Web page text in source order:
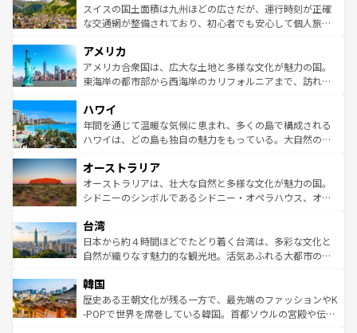
きるだろう。 なお、新着のフランス情報はコンテンツ一覧
を参照してほしい。
ドイツ情報はコンテンツ一覧を参照してほしい。
ティー、ビール好きにはたまらない英国パブ、サッカー観
戦など、本場だからこそできる体験も豊富。イギリスを旅
ンツ一覧を参照してほしい。
スイスの国土面積は九州ほどの広さだが、運行時刻が正確
な交通網が整備されており、初心者でも安心して個人旅行
の建物がそのまま残る町や、スイスならではのユニークな
博物館もあり、アルプス観光だけでなく町歩きも満喫する
ことができる。国民の所得が高いため物価も高いが、旅行
ば市内交通費無料で観光を楽しむこともできる。 なお、新
着のスイス情報はコンテンツ一覧 を参照してほしい。
アメリカ
アメリカ合衆国は、広大な土地と多様な文化が魅力の国。
東海岸の都市部から西海岸のカリフォルニアまで、訪れる
のような巨大都市は、観光、ショッピング、エンターテイ
ンメントが詰まった刺激的なスポットだ。一方、アメリカ
西部には大自然が広がり、グランドキャニオンやイエロー
部のニューオーリンズでは、音楽と美食が融合した独特の
文化が魅力。旅行者はアメリカの各地域で異なる魅力を楽
しみながら、その多様性と豊かな歴史を感じることができ
ならではの贅沢な旅のスタイルだ。 なお、新着のアメリカ
情報はコンテンツ一覧を参照してほしい。
ハワイ
年間を通じて温暖な気候に恵まれ、多くの島で構成される
ハワイは、どの島も独自の魅力をもっている。大自然の神
ワイ島は見逃せない。また、定番の観光地といえばオアフ
島だが、静かな自然を求めるならマウイ島やカウアイ島が
おすすめ。エメラルドグリーンに輝く海をはじめ、豊かな
れるおもてなしの心で訪れる人々を迎えてくれるハワイの
人々、おいしいローカルフードやハワイアンミュージッ
ク、伝統的なフラダンスなど、すべてがハワイの魅力を彩
ワイを、存分に味わってほしい。 なお、新着のハワイ情報
はコンテンツ一覧を参照してほしい。
オーストラリア
オーストラリアは、壮大な自然と多様な文化が魅力の国。
シドニーのシンボルであるシドニー・オペラハウス、オー
リアリーフや大陸中央部にそびえるウルル（エアーズロッ
ク）、タスマニアの美しい原生林やケアンズの熱帯雨林な
ど、見どころがたくさん。また、カフェやワイン、オージ
いる。アクティビティも充実しており、サーフィンやダイ
ビング、ハイキングなど、アウトドア好きにはたまらな
い。オーストラリアの多彩な魅力を存分に味わいつくそ
台湾
日本から約４時間ほどでたどり着く台湾は、多彩な文化と
自然が織りなす魅力的な観光地。活気あふれる大都市の台
ン）、静ひつな山岳地帯である台湾東部など、都市の喧騒
と山間の静けさが共存しており、訪れる人に新しい発見と
驚きをもたらしてくれる。また、奥深い台湾の食文化も魅
韓国
歴史ある王朝文化が残る一方で、最先端のファッションやK
-POPで世界を席巻している韓国。首都ソウルの宮殿や伝統